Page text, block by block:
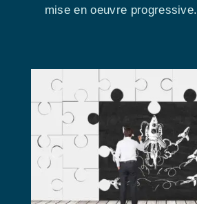
mise en oeuvre progressive.